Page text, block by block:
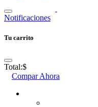
Notificaciones
Tu carrito
Total:$
Compar Ahora